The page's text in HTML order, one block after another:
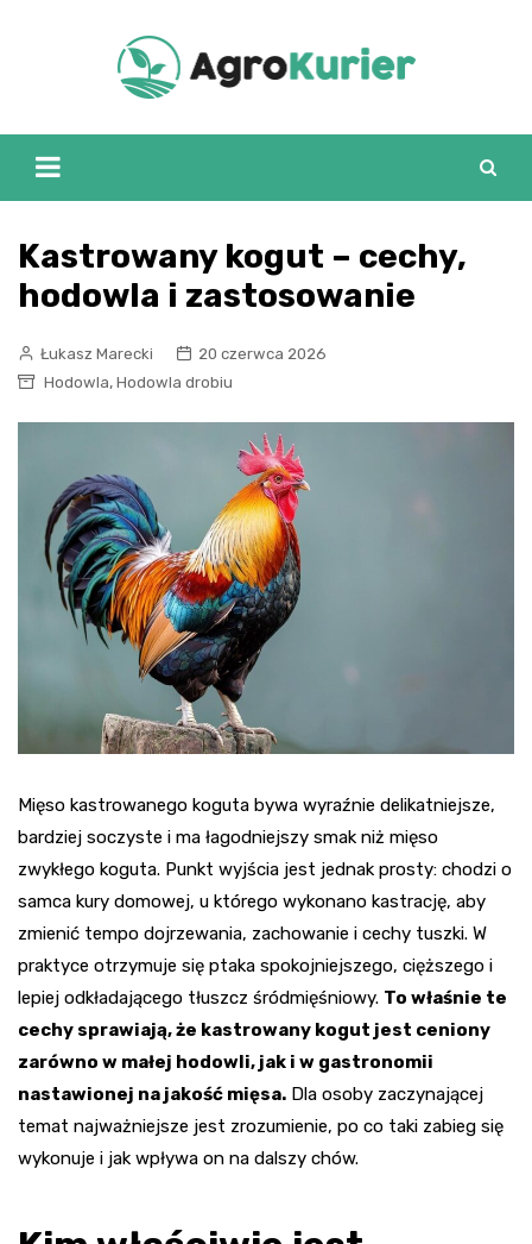
Kastrowany kogut – cechy,
hodowla i zastosowanie
Łukasz Marecki
20 czerwca 2026
Hodowla, Hodowla drobiu
Mięso kastrowanego koguta bywa wyraźnie delikatniejsze,
bardziej soczyste i ma łagodniejszy smak niż mięso
zwykłego koguta. Punkt wyjścia jest jednak prosty: chodzi o
samca kury domowej, u którego wykonano kastrację, aby
zmienić tempo dojrzewania, zachowanie i cechy tuszki. W
praktyce otrzymuje się ptaka spokojniejszego, cięższego i
lepiej odkładającego tłuszcz śródmięśniowy. To właśnie te
cechy sprawiają, że kastrowany kogut jest ceniony
zarówno w małej hodowli, jak i w gastronomii
nastawionej na jakość mięsa. Dla osoby zaczynającej
temat najważniejsze jest zrozumienie, po co taki zabieg się
wykonuje i jak wpływa on na dalszy chów.